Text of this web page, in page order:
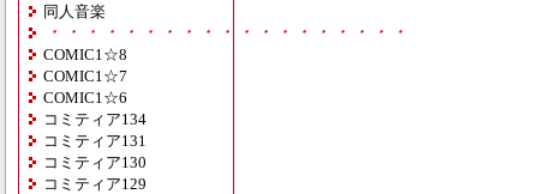
同人音楽
・・・・・・・・・・・・・・・・・・・
COMIC1☆8
COMIC1☆7
COMIC1☆6
コミティア134
コミティア131
コミティア130
コミティア129